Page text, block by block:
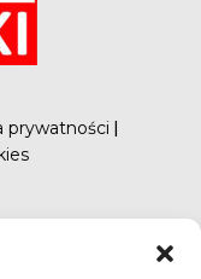
prywatności